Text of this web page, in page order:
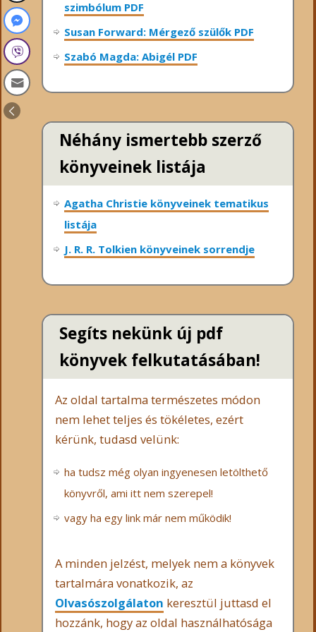
szimbólum PDF
Susan Forward: Mérgező szülők PDF
Szabó Magda: Abigél PDF
Néhány ismertebb szerző
könyveinek listája
Agatha Christie könyveinek tematikus
listája
J. R. R. Tolkien könyveinek sorrendje
Segíts nekünk új pdf
könyvek felkutatásában!
Az oldal tartalma természetes módon
nem lehet teljes és tökéletes, ezért
kérünk, tudasd velünk:
ha tudsz még olyan ingyenesen letölthető
könyvről, ami itt nem szerepel!
vagy ha egy link már nem működik!
A minden jelzést, melyek nem a könyvek
tartalmára vonatkozik, az
Olvasószolgálaton keresztül juttasd el
hozzánk, hogy az oldal használhatósága